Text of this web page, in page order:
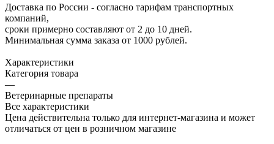
Доставка по России - согласно тарифам транспортных
компаний,
сроки примерно составляют от 2 до 10 дней.
Минимальная сумма заказа от 1000 рублей.
Характеристики
Категория товара
—
Ветеринарные препараты
Все характеристики
Цена действительна только для интернет-магазина и может
отличаться от цен в розничном магазине